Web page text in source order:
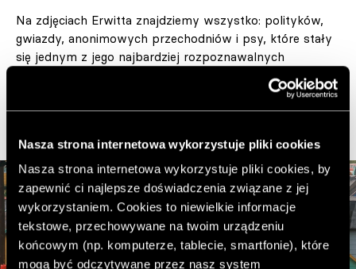
Nasza strona internetowa wykorzystuje pliki cookies
Nasza strona internetowa wykorzystuje pliki cookies, by
zapewnić ci najlepsze doświadczenia związane z jej
wykorzystaniem. Cookies to niewielkie informacje
tekstowe, przechowywane na twoim urządzeniu
końcowym (np. komputerze, tablecie, smartfonie), które
mogą być odczytywane przez nasz system
Na zdjęciach Erwitta znajdziemy wszystko: polityków,
gwiazdy, anonimowych przechodniów i psy, które stały
się jednym z jego najbardziej rozpoznawalnych